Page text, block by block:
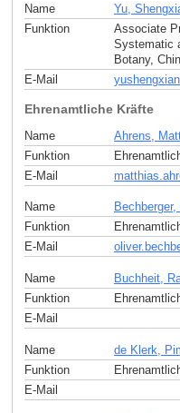
Name
Yu,
Funktion
Associate
Systematic
Botany,
E-Mail
Ehrenamtliche Kräfte
Name
Ahrens,
Funktion
E-Mail
Name
Funktion
E-Mail
Name
Buchheit,
Funktion
E-Mail
Name
de Klerk,
Funktion
E-Mail